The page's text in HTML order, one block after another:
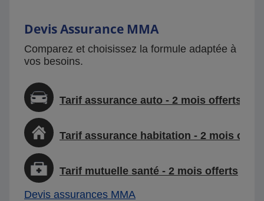
Devis Assurance MMA
Comparez et choisissez la formule adaptée à
vos besoins.
Tarif assurance auto - 2 mois offerts
Tarif assurance habitation - 2 mois
Tarif mutuelle santé - 2 mois offerts
Devis assurances MMA